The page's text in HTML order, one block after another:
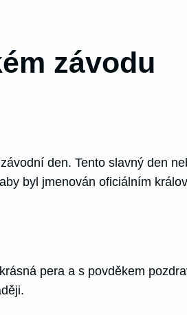
závodu
den. Tento slavný den
byl jmenován oficiálním
pera a s povděkem